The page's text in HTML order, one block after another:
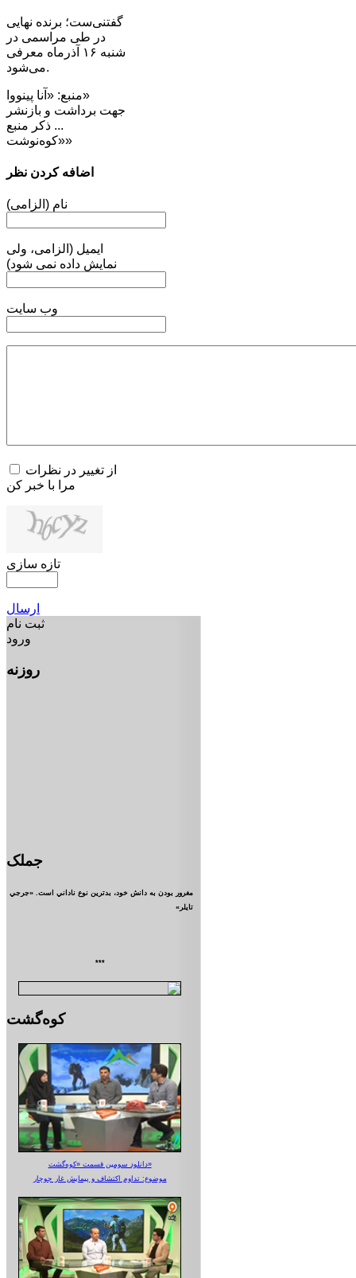
گفتنی‌ست؛ برنده نهایی
در طی مراسمی در
شنبه ۱۶ آذرماه معرفی
می‌شود.
منبع: «آنا پینووا»
جهت برداشت و بازنشر
... ذکر منبع
«کوه‌نوشت»
اضافه کردن نظر
نام (الزامی)
ایمیل (الزامی، ولی
نمایش داده نمی شود)
وب سایت
از تغییر در نظرات
مرا با خبر کن
تازه سازی
ارسال
ثبت نام
ورود
روزنه
جملک
مغرور بودن به دانش خود، بدترين نوع ناداني است. «جرجي
تايلر»
***
کوه‌گشت
دانلود سومین قسمت «کوه‌گشت»
موضوع: تداوم اکتشاف و پیمایش غار جوجار